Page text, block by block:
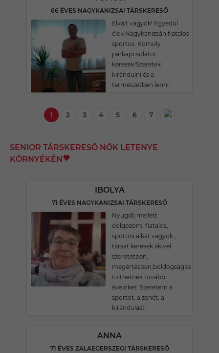
66 ÉVES NAGYKANIZSAI TÁRSKERESŐ
Elvált vagyok! Egyedül
élek Nagykanizsán,fiatalos
sportos. Komoly
párkapcsolatot
keresek!Szeretek
kirándulni és a
természetben lenni.
1 2 3 4 5 6 7
SENIOR TÁRSKERESŐ NŐK LETENYE
KÖRNYÉKÉN
IBOLYA
71 ÉVES NAGYKANIZSAI TÁRSKERESŐ
Nyugdíj mellett
dolgozom, fiatalos,
sportos alkat vagyok ,
társat keresek akivel
szeretetben,
megértésben,boldogságban
tölthetnék további
éveinket. Szeretem a
sportot, a zenét, a
kirándulást.
ANNA
71 ÉVES ZALAEGERSZEGI TÁRSKERESŐ